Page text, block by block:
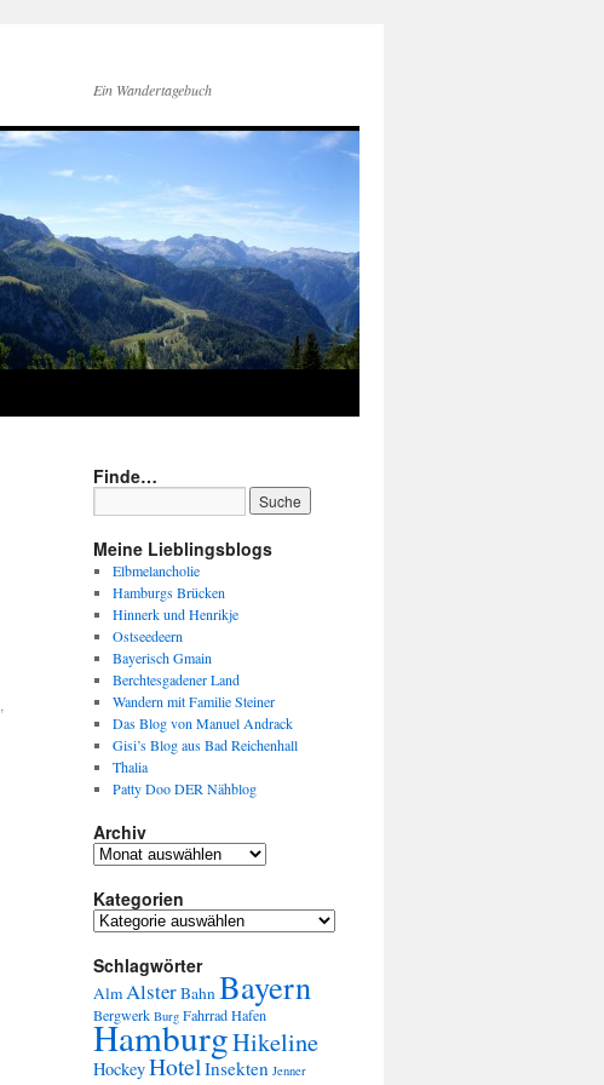
Ein Wandertagebuch
,
Finde…
Meine Lieblingsblogs
Elbmelancholie
Hamburgs Brücken
Hinnerk und Henrikje
Ostseedeern
Bayerisch Gmain
Berchtesgadener Land
Wandern mit Familie Steiner
Das Blog von Manuel Andrack
Gisi’s Blog aus Bad Reichenhall
Thalia
Patty Doo DER Nähblog
Archiv
Kategorien
Schlagwörter
AlmAlsterBahnBayern
Bergwerk Burg FahrradHafen
HamburgHikeline
HockeyHotelInsekten Jenner